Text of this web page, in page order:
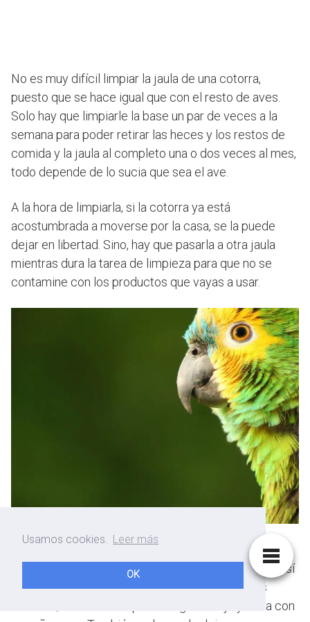
No es muy difícil limpiar la jaula de una cotorra,
puesto que se hace igual que con el resto de aves.
Solo hay que limpiarle la base un par de veces a la
semana para poder retirar las heces y los restos de
comida y la jaula al completo una o dos veces al mes,
todo depende de lo sucia que sea el ave.
A la hora de limpiarla, si la cotorra ya está
acostumbrada a moverse por la casa, se la puede
dejar en libertad. Sino, hay que pasarla a otra jaula
mientras dura la tarea de limpieza para que no se
contamine con los productos que vayas a usar.
Lo primero a saber es que es mejor el uso de
lejía
, ya que es un buen desinfectante y así
se pueden limpiar las bacterias que haya por los
barrotes, usando un cepillo. Luego remoja y seca con
Usamos cookies. Leer más
OK